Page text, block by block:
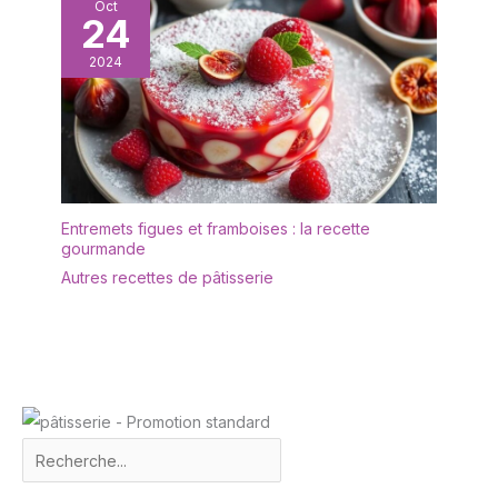
additif : il n'y a rien
d'autre dans le flacon.
Fabriquée dans l'Union
européenne, à partir de
matières premières
sélectionnées. MODE
D'EMPLOI : appliquez
généreusement sur une
surface propre et
parfaitement sèche, puis
chiffon en cuir de
passez trois à quatre
couches successives en
chaque passage : c'est
Oct
24
2024
Entremets figues et framboises : la recette
gourmande
Autres recettes de pâtisserie